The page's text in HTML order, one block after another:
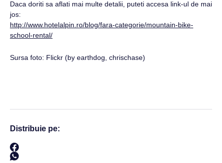
Daca doriti sa aflati mai multe detalii, puteti accesa link-ul de mai
jos:
http://www.hotelalpin.ro/blog/fara-categorie/mountain-bike-
school-rental/
Sursa foto: Flickr (by earthdog, chrischase)
Distribuie pe: